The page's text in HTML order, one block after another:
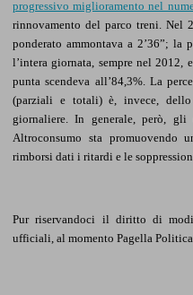
progressivo miglioramento nel
rinnovamento del parco treni. Nel
ponderato ammontava a 2’36”;
l’intera giornata, sempre nel 2012,
punta scendeva all’84,3%. La
(parziali e totali) è, invece,
giornaliere. In generale, però, gli
Altroconsumo sta promuovendo
rimborsi dati i ritardi e le
Pur riservandoci il diritto di
ufficiali, al momento Pagella